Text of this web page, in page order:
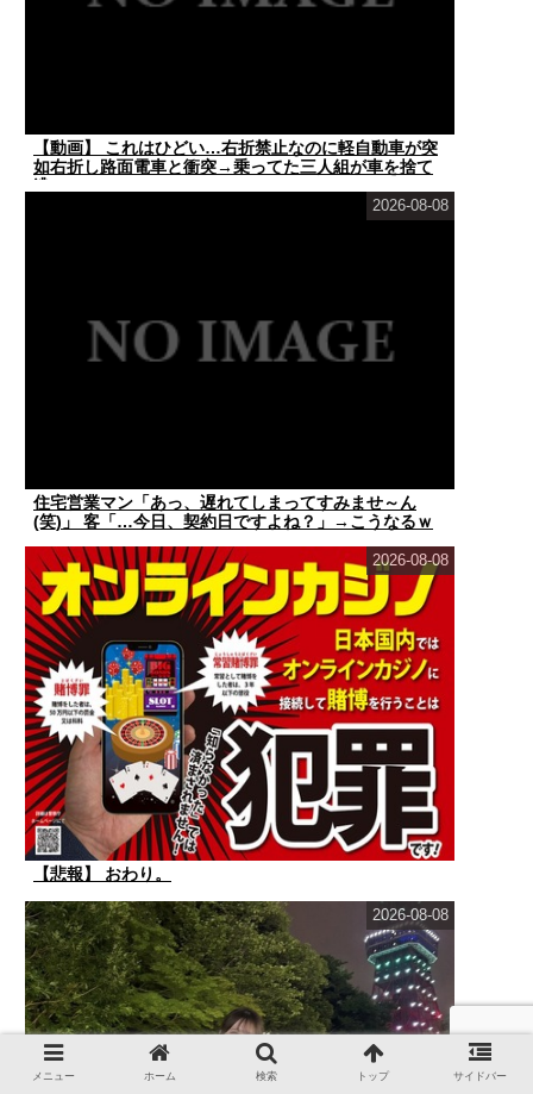
【動画】 これはひどい…右折禁止なのに軽自動車が突
如右折し路面電車と衝突→乗ってた三人組が車を捨て
逃...
住宅営業マン「あっ、遅れてしまってすみませ～ん
(笑)」 客「…今日、契約日ですよね？」→こうなるｗ
2026-08-08
【悲報】 おわり。
2026-08-08
2026-08-08
メニュー ホーム 検索 トップ サイドバー